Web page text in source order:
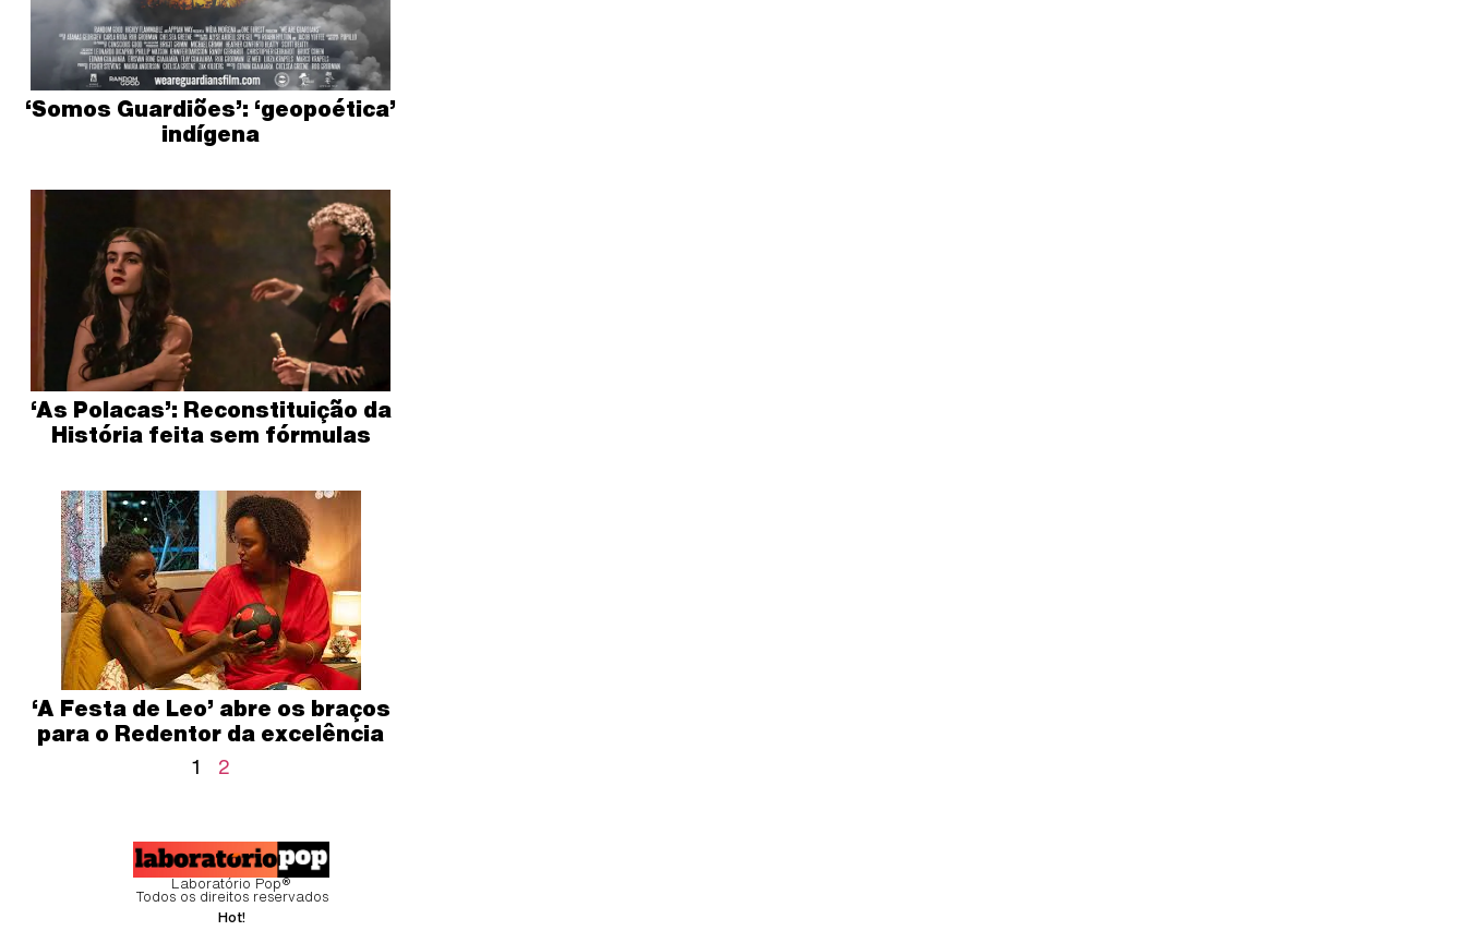
‘Somos Guardiões’: ‘geopoética’
indígena
‘As Polacas’: Reconstituição da
História feita sem fórmulas
‘A Festa de Leo’ abre os braços
para o Redentor da excelência
1 2
Laboratório Pop®
Todos os direitos reservados
Hot!